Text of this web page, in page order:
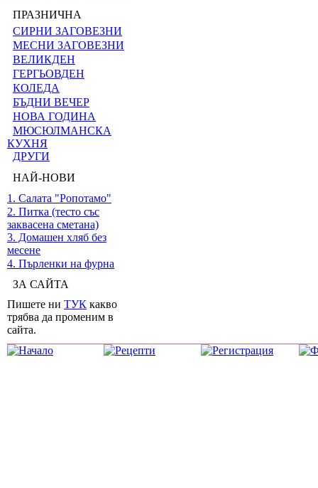
ПРАЗНИЧНА
СИРНИ ЗАГОВЕЗНИ
МЕСНИ ЗАГОВЕЗНИ
ВЕЛИКДЕН
ГЕРГЬОВДЕН
КОЛЕДА
БЪДНИ ВЕЧЕР
НОВА ГОДИНА
МЮСЮЛМАНСКА
КУХНЯ
ДРУГИ
НАЙ-НОВИ
1. Салата "Ропотамо"
2. Питка (тесто със
заквасена сметана)
3. Домашен хляб без
месене
4. Пърленки на фурна
ЗА САЙТА
Пишете ни ТУК какво
трябва да променим в
сайта.